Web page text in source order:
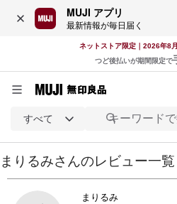
MUJI アプリ
最新情報が毎日届く
ネットストア限定｜2026年8
つど後払いが期間限定で
すべて
まりるみさんのレビュー一覧
まりるみ